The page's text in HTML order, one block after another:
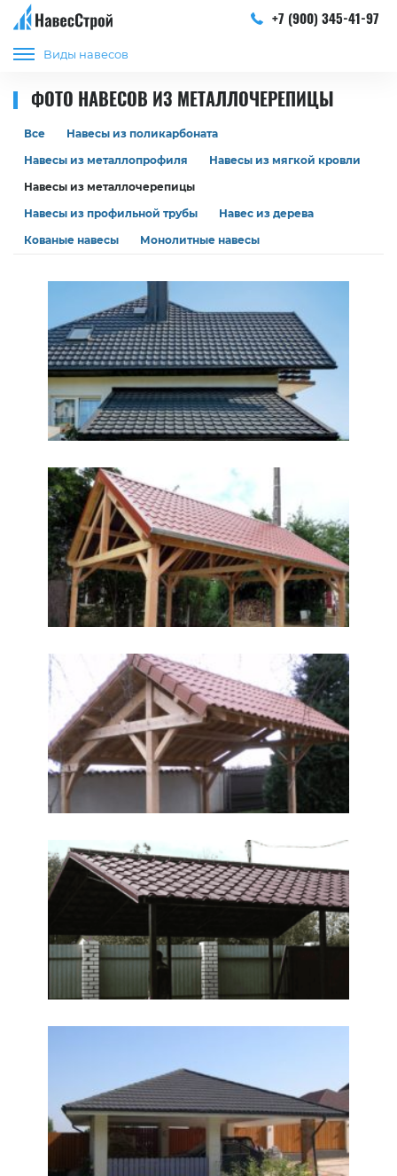
+7 (900) 345-41-97
Виды навесов
ФОТО НАВЕСОВ ИЗ МЕТАЛЛОЧЕРЕПИЦЫ
Все
Навесы из поликарбоната
Навесы из металлопрофиля
Навесы из мягкой кровли
Навесы из металлочерепицы
Навесы из профильной трубы
Навес из дерева
Кованые навесы
Монолитные навесы